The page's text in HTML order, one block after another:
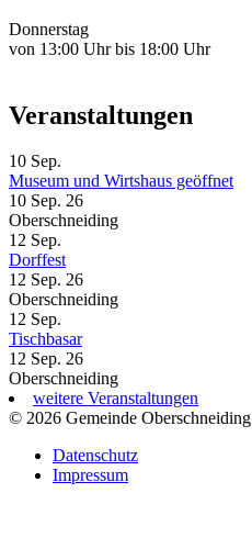
Donnerstag
von 13:00 Uhr bis 18:00 Uhr
Veranstaltungen
10 Sep.
Museum und Wirtshaus geöffnet
10 Sep. 26
Oberschneiding
12 Sep.
Dorffest
12 Sep. 26
Oberschneiding
12 Sep.
Tischbasar
12 Sep. 26
Oberschneiding
weitere Veranstaltungen
© 2026 Gemeinde Oberschneiding
Datenschutz
Impressum